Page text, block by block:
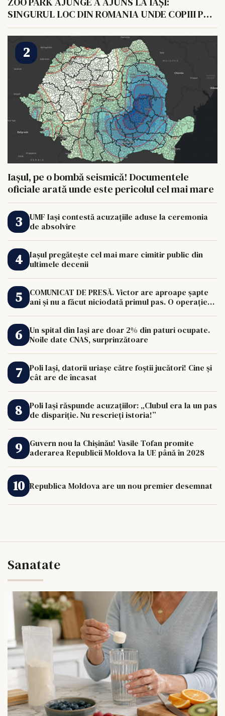
SINGURUL LOC DIN ROMANIA UNDE COPIII POT
HRANI UN ELEFANT
Iașul, pe o bombă seismică! Documentele
oficiale arată unde este pericolul cel mai mare
UMF Iași contestă acuzațiile aduse la ceremonia
de absolvire
Iașul pregătește cel mai mare cimitir public din
ultimele decenii
COMUNICAT DE PRESĂ. Victor are aproape șapte
ani și nu a făcut niciodată primul pas. O operație
Un spital din Iași are doar 2% din paturi ocupate.
Noile date CNAS, surprinzătoare
Poli Iași, datorii uriașe către foștii jucători! Cine și
cât are de încasat
Poli Iași răspunde acuzațiilor: „Clubul era la un pas
de dispariție. Nu rescrieți istoria!”
Guvern nou la Chișinău! Vasile Tofan promite
aderarea Republicii Moldova la UE până în 2028
Republica Moldova are un nou premier desemnat
Sanatate